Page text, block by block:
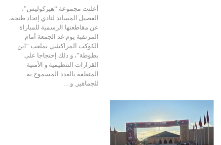
أعلنت مجموعة “هيركوليس”،
الفصيل المساند لنادي إتحاد طنجة،
عن مقاطعتها الرسمية للمباراة
المرتقبة يوم غد الجمعة أمام
الكوكب المراكشي بملعب “ابن
بطوطة”، و ذلك إحتجاجا على
القرارات التنظيمية و الأمنية
المتعلقة بالعدد المسموح به
للجماهير. و…